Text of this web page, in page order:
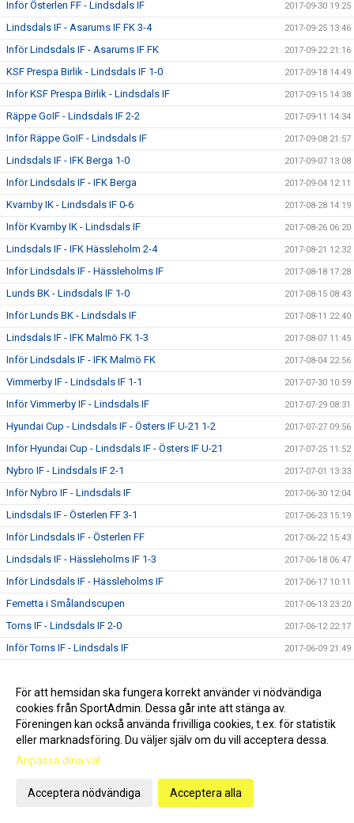
Inför Österlen FF - Lindsdals IF 2017-09-30 19:25
Lindsdals IF - Asarums IF FK 3-4 2017-09-25 13:46
Inför Lindsdals IF - Asarums IF FK 2017-09-22 21:16
KSF Prespa Birlik - Lindsdals IF 1-0 2017-09-18 14:49
Inför KSF Prespa Birlik - Lindsdals IF 2017-09-15 14:38
Räppe GoIF - Lindsdals IF 2-2 2017-09-11 14:34
Inför Räppe GoIF - Lindsdals IF 2017-09-08 21:57
Lindsdals IF - IFK Berga 1-0 2017-09-07 13:08
Inför Lindsdals IF - IFK Berga 2017-09-04 12:11
Kvarnby IK - Lindsdals IF 0-6 2017-08-28 14:19
Inför Kvarnby IK - Lindsdals IF 2017-08-26 06:20
Lindsdals IF - IFK Hässleholm 2-4 2017-08-21 12:32
Inför Lindsdals IF - Hässleholms IF 2017-08-18 17:28
Lunds BK - Lindsdals IF 1-0 2017-08-15 08:43
Inför Lunds BK - Lindsdals IF 2017-08-11 22:40
Lindsdals IF - IFK Malmö FK 1-3 2017-08-07 11:45
Inför Lindsdals IF - IFK Malmö FK 2017-08-04 22:56
Vimmerby IF - Lindsdals IF 1-1 2017-07-30 10:59
Inför Vimmerby IF - Lindsdals IF 2017-07-29 08:31
Hyundai Cup - Lindsdals IF - Östers IF U-21 1-2 2017-07-27 09:56
Inför Hyundai Cup - Lindsdals IF - Östers IF U-21 2017-07-25 11:52
Nybro IF - Lindsdals IF 2-1 2017-07-01 13:33
Inför Nybro IF - Lindsdals IF 2017-06-30 12:04
Lindsdals IF - Österlen FF 3-1 2017-06-23 15:19
Inför Lindsdals IF - Österlen FF 2017-06-22 15:43
Lindsdals IF - Hässleholms IF 1-3 2017-06-18 06:47
Inför Lindsdals IF - Hässleholms IF 2017-06-17 10:11
Femetta i Smålandscupen 2017-06-13 23:20
Torns IF - Lindsdals IF 2-0 2017-06-12 22:17
Inför Torns IF - Lindsdals IF 2017-06-09 21:49
Inför Lindsdals IF - KSF Prespa Birlik 2017-06-02 18:43
Asarums IF FK - Lindsdals IF 0-1 2017-05-31 14:47
Inför Asarums IF FK - Lindsdals IF 2017-05-29 12:14
Lindsdals IF - Räppe GoIF 0-2
IFK Berga - Lindsdals IF 2-0
För att hemsidan ska fungera korrekt använder vi nödvändiga
cookies från SportAdmin. Dessa går inte att stänga av.
Föreningen kan också använda frivilliga cookies, t.ex. för statistik
eller marknadsföring. Du väljer själv om du vill acceptera dessa.
Anpassa dina val
Acceptera nödvändiga Acceptera alla